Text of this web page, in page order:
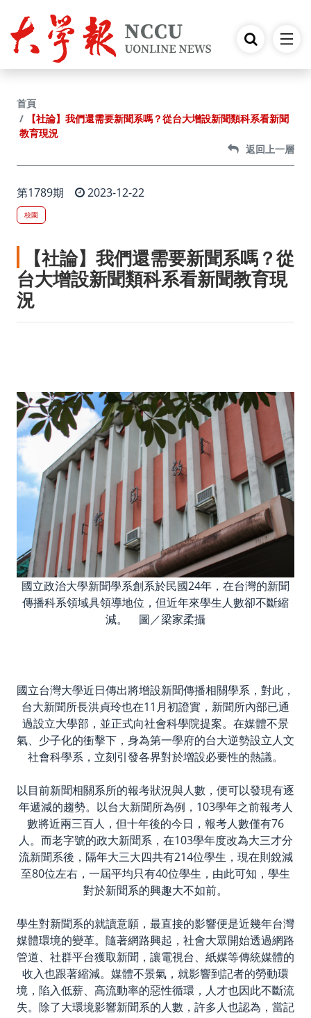
首頁
【社論】我們還需要新聞系嗎？從台大增設新聞類科系看新聞
教育現況
返回上一層
第1789期 2023-12-22
校園
【社論】我們還需要新聞系嗎？從
台大增設新聞類科系看新聞教育現
況
國立政治大學新聞學系創系於民國24年，在台灣的新聞
傳播科系領域具領導地位，但近年來學生人數卻不斷縮
減。 圖／梁家柔攝
國立台灣大學近日傳出將增設新聞傳播相關學系，對此，
台大新聞所長洪貞玲也在11月初證實，新聞所內部已通
過設立大學部，並正式向社會科學院提案。在媒體不景
氣、少子化的衝擊下，身為第一學府的台大逆勢設立人文
社會科學系，立刻引發各界對於增設必要性的熱議。
以目前新聞相關系所的報考狀況與人數，便可以發現有逐
年遞減的趨勢。以台大新聞所為例，103學年之前報考人
數將近兩三百人，但十年後的今日，報考人數僅有76
人。而老字號的政大新聞系，在103學年度改為大三才分
流新聞系後，隔年大三大四共有214位學生，現在則銳減
至80位左右，一屆平均只有40位學生，由此可知，學生
對於新聞系的興趣大不如前。
學生對新聞系的就讀意願，最直接的影響便是近幾年台灣
媒體環境的變革。隨著網路興起，社會大眾開始透過網路
管道、社群平台獲取新聞，讓電視台、紙媒等傳統媒體的
收入也跟著縮減。媒體不景氣，就影響到記者的勞動環
境，陷入低薪、高流動率的惡性循環，人才也因此不斷流
失。除了大環境影響新聞系的人數，許多人也認為，當記